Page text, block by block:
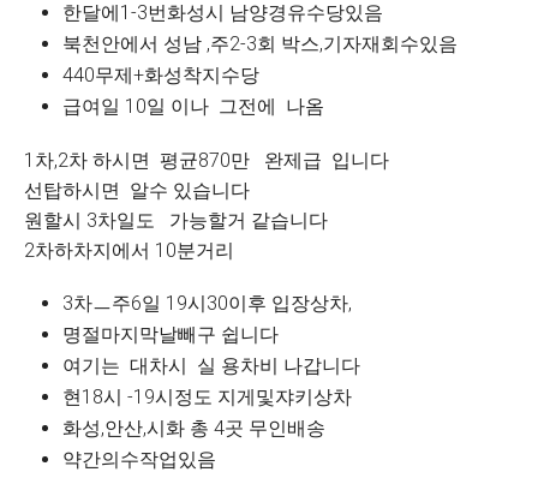
한달에1-3번화성시 남양경유수당있음
북천안에서 성남 ,주2-3회 박스,기자재회수있음
440무제+화성착지수당
급여일 10일 이나 그전에 나옴
1차,2차 하시면 평균870만 완제급 입니다
선탑하시면 알수 있습니다
원할시 3차일도 가능할거 같습니다
2차하차지에서 10분거리
3차ㅡ주6일 19시30이후 입장상차,
명절마지막날빼구 쉽니다
여기는 대차시 실 용차비 나갑니다
현18시 -19시정도 지게및쟈키상차
화성,안산,시화 총 4곳 무인배송
약간의수작업있음